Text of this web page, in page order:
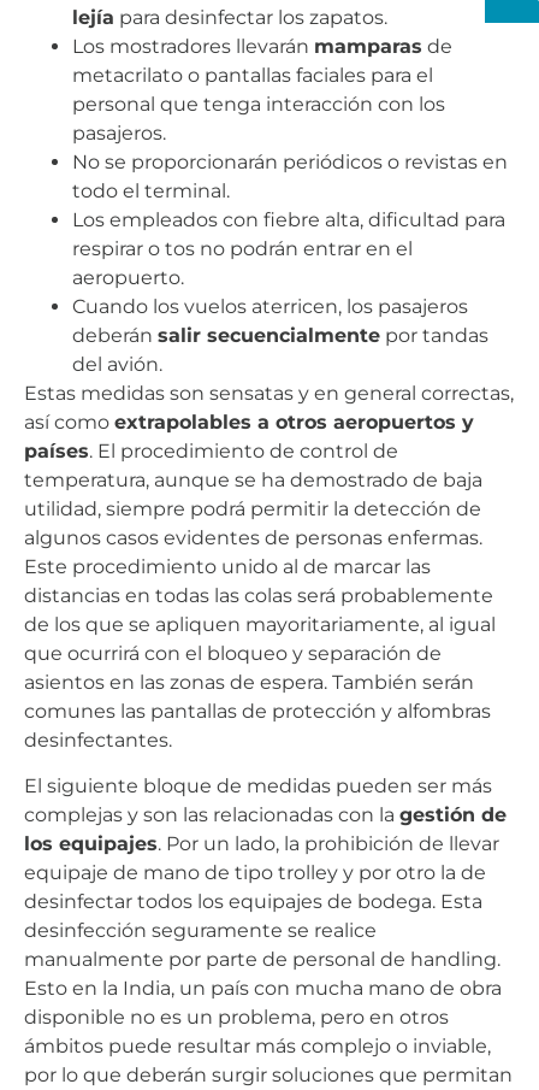
lejía para desinfectar los zapatos.
Los mostradores llevarán mamparas de
metacrilato o pantallas faciales para el
personal que tenga interacción con los
pasajeros.
No se proporcionarán periódicos o revistas en
todo el terminal.
Los empleados con fiebre alta, dificultad para
respirar o tos no podrán entrar en el
aeropuerto.
Cuando los vuelos aterricen, los pasajeros
deberán salir secuencialmente por tandas
del avión.
Estas medidas son sensatas y en general correctas,
así como extrapolables a otros aeropuertos y
países. El procedimiento de control de
temperatura, aunque se ha demostrado de baja
utilidad, siempre podrá permitir la detección de
algunos casos evidentes de personas enfermas.
Este procedimiento unido al de marcar las
distancias en todas las colas será probablemente
de los que se apliquen mayoritariamente, al igual
que ocurrirá con el bloqueo y separación de
asientos en las zonas de espera. También serán
comunes las pantallas de protección y alfombras
desinfectantes.
El siguiente bloque de medidas pueden ser más
complejas y son las relacionadas con la gestión de
los equipajes. Por un lado, la prohibición de llevar
equipaje de mano de tipo trolley y por otro la de
desinfectar todos los equipajes de bodega. Esta
desinfección seguramente se realice
manualmente por parte de personal de handling.
Esto en la India, un país con mucha mano de obra
disponible no es un problema, pero en otros
ámbitos puede resultar más complejo o inviable,
por lo que deberán surgir soluciones que permitan